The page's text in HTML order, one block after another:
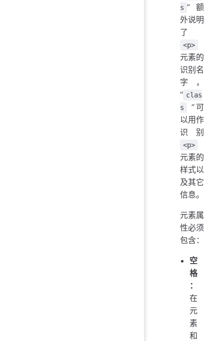
s ”额
外说明
了
<p>
元素的
识别名
字，
“ clas
s
”可
以用作
识别
<p>
元素的
样式以
及其它
信息。
元素属
性必须
包含：
空
格
：
在
元
素
和